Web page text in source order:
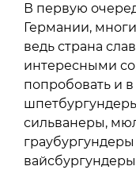
В первую
Германии,
ведь страна
интересными
попробовать и
сильванеры,